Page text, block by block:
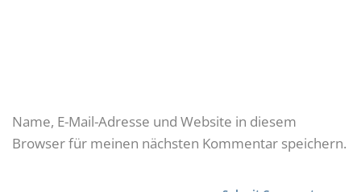
Name, E-Mail-Adresse und Website in diesem
Browser für meinen nächsten Kommentar speichern.